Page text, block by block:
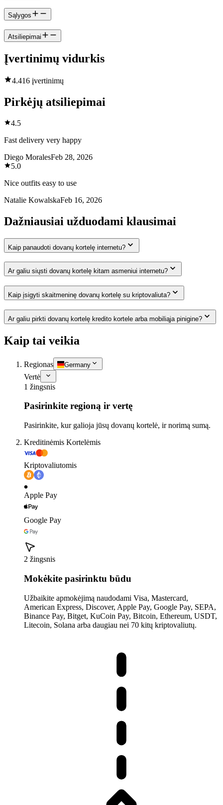
Sąlygos
Atsiliepimai
Įvertinimų vidurkis
4.416 įvertinimų
Pirkėjų atsiliepimai
4.5
Fast delivery very happy
Diego MoralesFeb 28, 2026
5.0
Nice outfits easy to use
Natalie KowalskaFeb 16, 2026
Dažniausiai užduodami klausimai
Kaip panaudoti dovanų kortelę internetu?
Ar galiu siųsti dovanų kortelę kitam asmeniui internetu?
Kaip įsigyti skaitmeninę dovanų kortelę su kriptovaliuta?
Ar galiu pirkti dovanų kortelę kredito kortele arba mobiliąja pinigine?
Kaip tai veikia
Regionas Germany
Vertė
1 žingsnis
Pasirinkite regioną ir vertę
Pasirinkite, kur galioja jūsų dovanų kortelė, ir norimą sumą.
Kreditinėmis Kortelėmis
Kriptovaliutomis
Apple Pay
Google Pay
2 žingsnis
Mokėkite pasirinktu būdu
Užbaikite apmokėjimą naudodami Visa, Mastercard,
American Express, Discover, Apple Pay, Google Pay, SEPA,
Binance Pay, Bitget, KuCoin Pay, Bitcoin, Ethereum, USDT,
Litecoin, Solana arba daugiau nei 70 kitų kriptovaliutų.